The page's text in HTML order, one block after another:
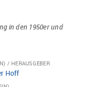
in den 1950er und
/ HERAUSGEBER
Hoff